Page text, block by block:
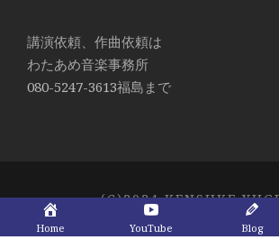
講演依頼、作曲依頼は
わたあめ音楽事務所
080-5247-3613福島まで
(C)2024 KENSUKE
Home YouTube Blog